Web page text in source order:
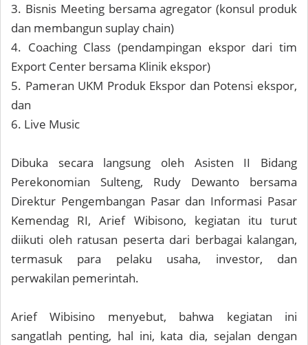
3. Bisnis Meeting bersama agregator (konsul produk
dan membangun suplay chain)
4. Coaching Class (pendampingan ekspor dari tim
Export Center bersama Klinik ekspor)
5. Pameran UKM Produk Ekspor dan Potensi ekspor,
dan
6. Live Music
Dibuka secara langsung oleh Asisten II Bidang
Perekonomian Sulteng, Rudy Dewanto bersama
Direktur Pengembangan Pasar dan Informasi Pasar
Kemendag RI, Arief Wibisono, kegiatan itu turut
diikuti oleh ratusan peserta dari berbagai kalangan,
termasuk para pelaku usaha, investor, dan
perwakilan pemerintah.
Arief Wibisino menyebut, bahwa kegiatan ini
sangatlah penting, hal ini, kata dia, sejalan dengan